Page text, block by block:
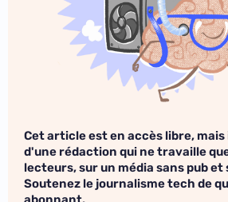
Cet article est en accès libre,
d'une rédaction qui ne travaille
lecteurs, sur un média sans pub
Soutenez le journalisme tech de